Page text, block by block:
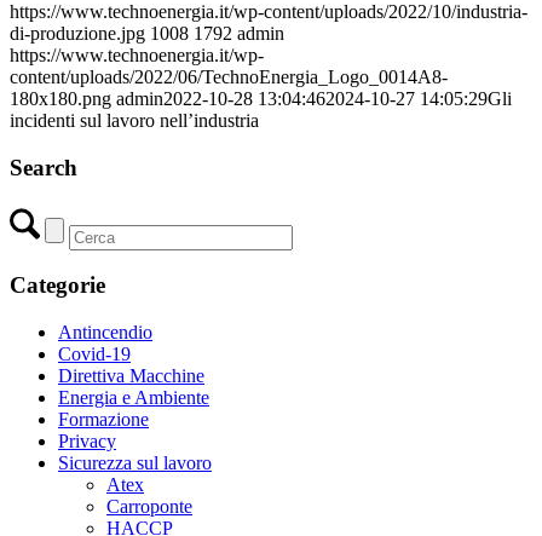
https://www.technoenergia.it/wp-content/uploads/2022/10/industria-
di-produzione.jpg 1008 1792 admin
https://www.technoenergia.it/wp-
content/uploads/2022/06/TechnoEnergia_Logo_0014A8-
180x180.png admin2022-10-28 13:04:462024-10-27 14:05:29Gli
incidenti sul lavoro nell’industria
Search
Categorie
Antincendio
Covid-19
Direttiva Macchine
Energia e Ambiente
Formazione
Privacy
Sicurezza sul lavoro
Atex
Carroponte
HACCP